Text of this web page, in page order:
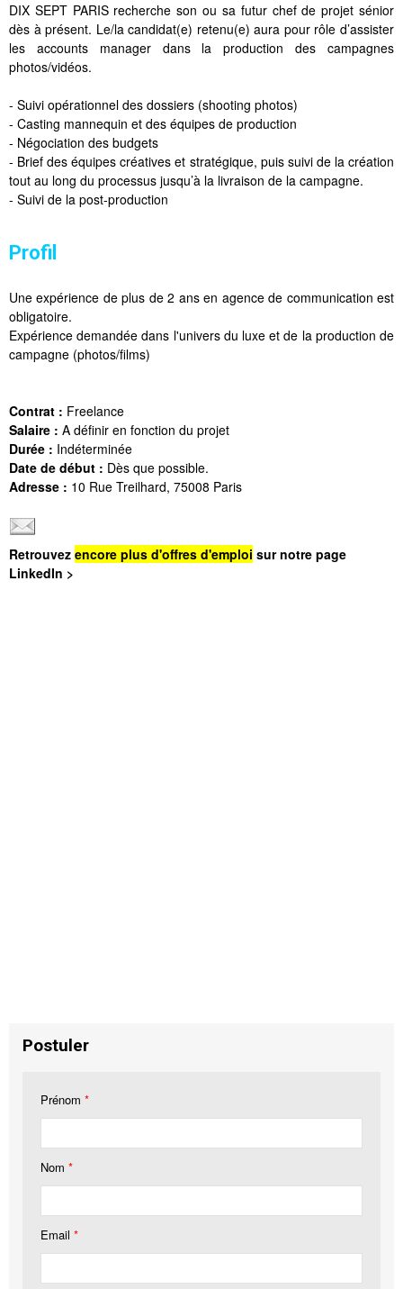
DIX SEPT PARIS recherche son ou sa futur chef de projet sénior
dès à présent. Le/la candidat(e) retenu(e) aura pour rôle d’assister
les accounts manager dans la production des campagnes
photos/vidéos.
- Suivi opérationnel des dossiers (shooting photos)
- Casting mannequin et des équipes de production
- Négociation des budgets
- Brief des équipes créatives et stratégique, puis suivi de la création
tout au long du processus jusqu’à la livraison de la campagne.
- Suivi de la post-production
Profil
Une expérience de plus de 2 ans en agence de communication est
obligatoire.
Expérience demandée dans l'univers du luxe et de la production de
campagne (photos/films)
Contrat : Freelance
Salaire : A définir en fonction du projet
Durée : Indéterminée
Date de début : Dès que possible.
Adresse : 10 Rue Treilhard, 75008 Paris
Retrouvez encore plus d'offres d'emploi sur notre page
LinkedIn >
Postuler
Prénom *
Nom *
Email *